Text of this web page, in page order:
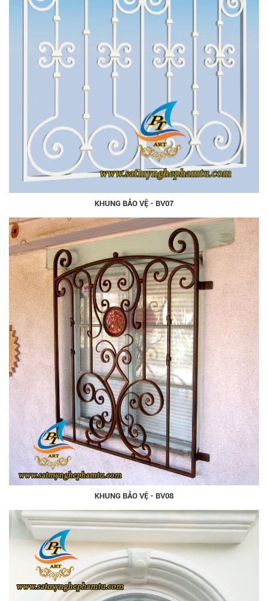
KHUNG BẢO VỆ - BV07
KHUNG BẢO VỆ - BV08